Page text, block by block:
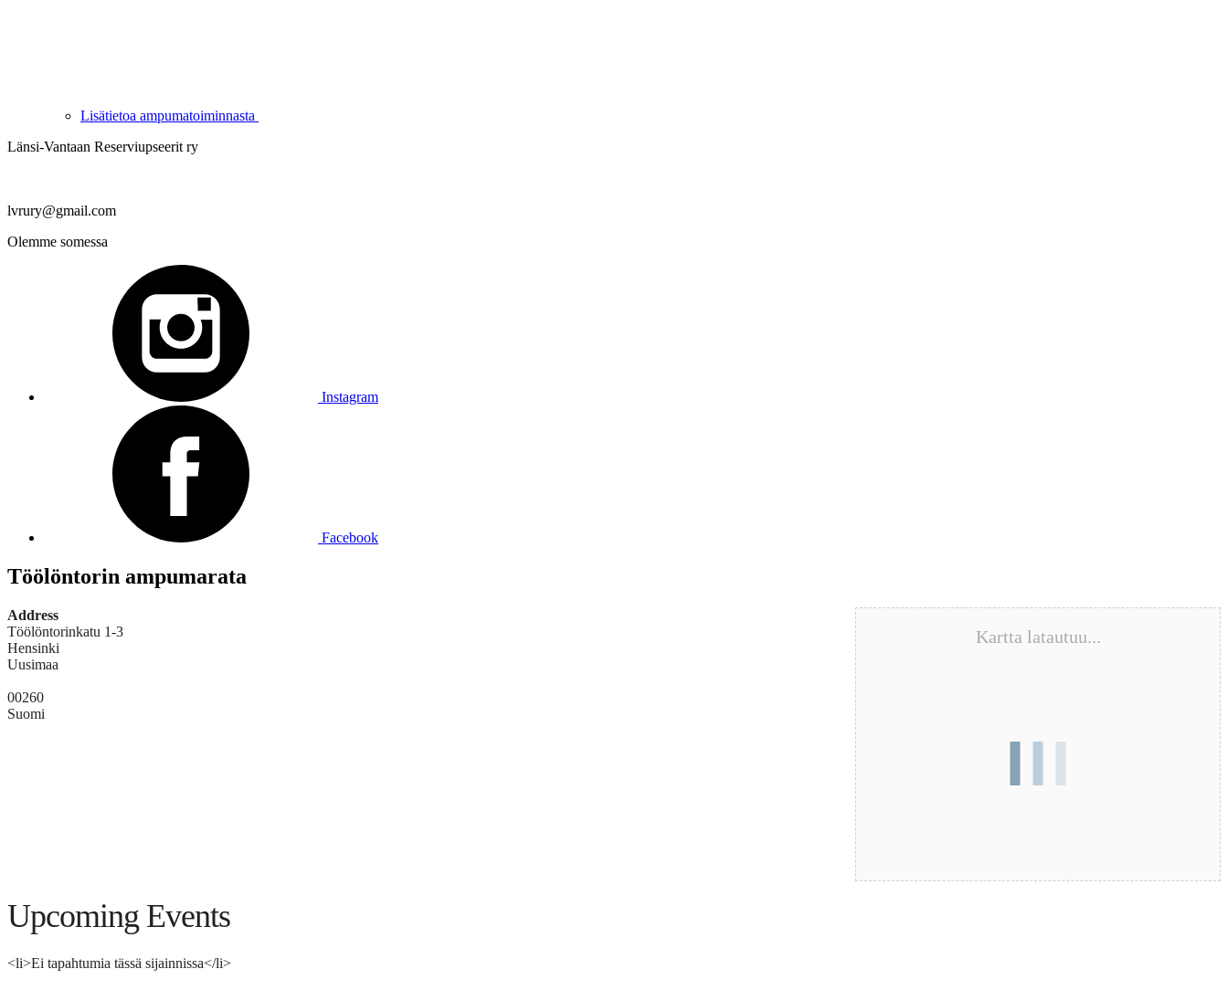
Lisätietoa ampumatoiminnasta
Länsi-Vantaan Reserviupseerit ry
lvrury@gmail.com
Olemme somessa
Instagram
Facebook
Töölöntorin ampumarata
Kartta latautuu...
Address
Töölöntorinkatu 1-3
Hensinki
Uusimaa
00260
Suomi
Upcoming Events
<li>Ei tapahtumia tässä sijainnissa</li>